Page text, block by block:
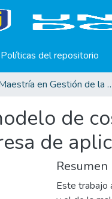
Políticas del repositorio
Maestría en
de
de
Resumen
Este trabajo